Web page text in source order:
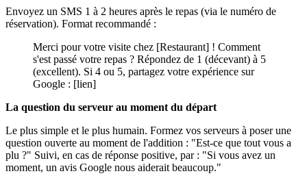
Envoyez un SMS 1 à 2 heures après le repas (via le numéro de
réservation). Format recommandé :
Merci pour votre visite chez [Restaurant] ! Comment
s'est passé votre repas ? Répondez de 1 (décevant) à 5
(excellent). Si 4 ou 5, partagez votre expérience sur
Google : [lien]
La question du serveur au moment du départ
Le plus simple et le plus humain. Formez vos serveurs à poser une
question ouverte au moment de l'addition : "Est-ce que tout vous a
plu ?" Suivi, en cas de réponse positive, par : "Si vous avez un
moment, un avis Google nous aiderait beaucoup."